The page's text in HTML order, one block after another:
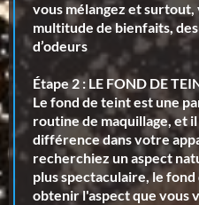
vous mélangez et
multitude de bienfaits,
d’odeurs
Étape 2 : LE FOND DE
Le fond de teint est une
routine de maquillage, et
différence dans votre
recherchiez un aspect
plus spectaculaire, le
obtenir l'aspect que vous